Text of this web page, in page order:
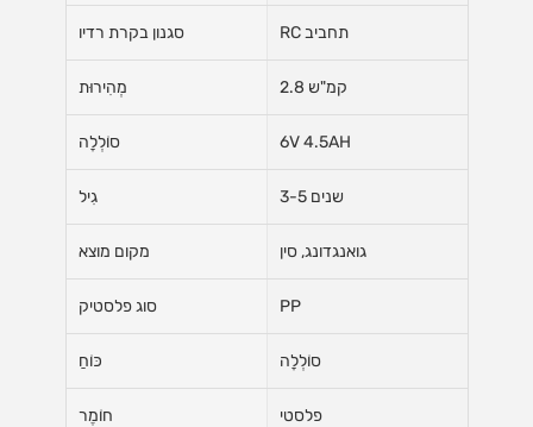
סגנון בקרת רדיו RC תחביב
מְהִירוּת 2.8 קמ"ש
סוֹלְלָה 6V 4.5AH
גִיל 3-5 שנים
מקום מוצא גואנגדונג, סין
סוג פלסטיק PP
כּוֹחַ סוֹלְלָה
חוֹמֶר פלסטי